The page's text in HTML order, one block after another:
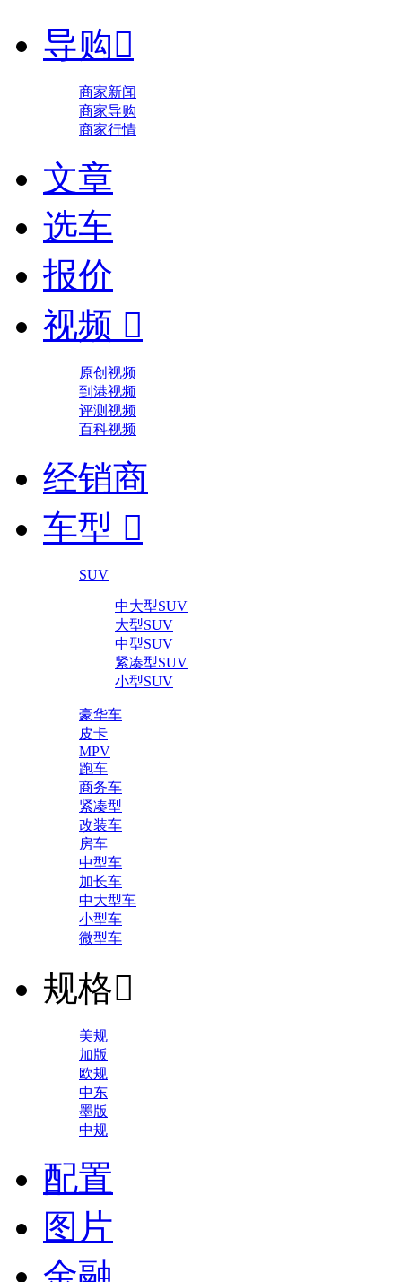
导购
商家新闻
商家导购
商家行情
文章
选车
报价
视频 
原创视频
到港视频
评测视频
百科视频
经销商
车型 
SUV
中大型SUV
大型SUV
中型SUV
紧凑型SUV
小型SUV
豪华车
皮卡
MPV
跑车
商务车
紧凑型
改装车
房车
中型车
加长车
中大型车
小型车
微型车
规格
美规
加版
欧规
中东
墨版
中规
配置
图片